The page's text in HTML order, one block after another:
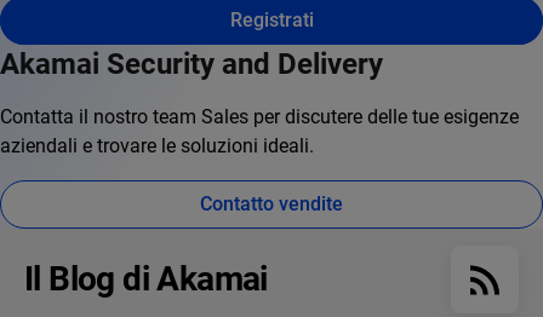
Registrati
Akamai Security and Delivery
Contatta il nostro team Sales per discutere delle tue esigenze
aziendali e trovare le soluzioni ideali.
Contatto vendite
Il Blog di Akamai